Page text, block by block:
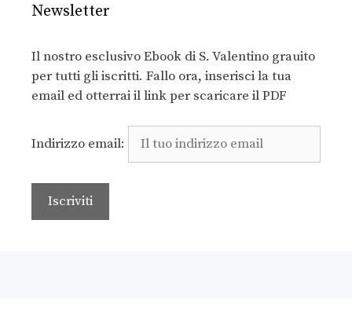
Newsletter
Il nostro esclusivo Ebook di S. Valentino grauito
per tutti gli iscritti. Fallo ora, inserisci la tua
email ed otterrai il link per scaricare il PDF
Indirizzo email: